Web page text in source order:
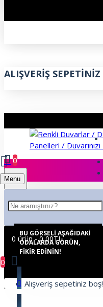
ALIŞVERIŞ SEPETINIZ
Menu
0
0 ürün - 0,00TL
0
Alışveriş sepetiniz boş!
BU GÖRSELI AŞAĞIDAKI
ODALARDA GÖRÜN,
FIKIR EDININ!